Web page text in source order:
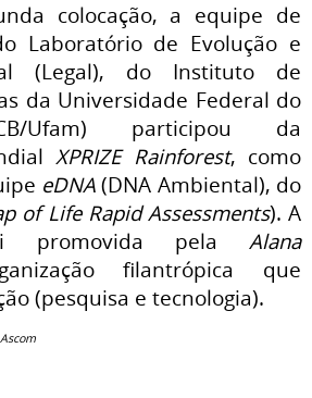
colocação, a equipe de
Laboratório de Evolução e
(Legal), do Instituto de
da Universidade Federal do
Ufam) participou da
XPRIZE Rainforest, como
eDNA(DNA Ambiental), do
of Life Rapid Assessments). A
promovida pela Alana
filantrópica que
(pesquisa e tecnologia).